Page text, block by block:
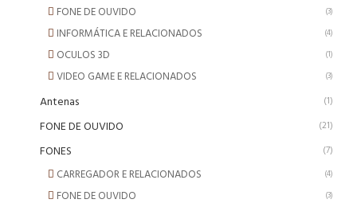
FONE DE OUVIDO (3)
INFORMÁTICA E RELACIONADOS (4)
OCULOS 3D (1)
VIDEO GAME E RELACIONADOS (3)
Antenas (1)
FONE DE OUVIDO (21)
FONES (7)
CARREGADOR E RELACIONADOS (4)
FONE DE OUVIDO (3)